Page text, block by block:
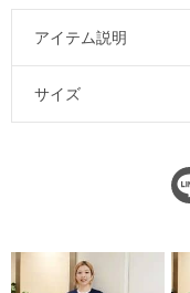
アイテム説明
サイズ